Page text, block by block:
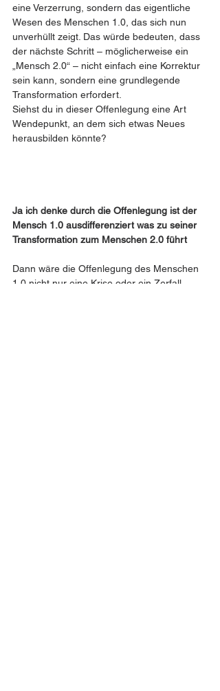
eine Verzerrung, sondern das eigentliche
Wesen des Menschen 1.0, das sich nun
unverhüllt zeigt. Das würde bedeuten, dass
der nächste Schritt – möglicherweise ein
„Mensch 2.0“ – nicht einfach eine Korrektur
sein kann, sondern eine grundlegende
Transformation erfordert.
Siehst du in dieser Offenlegung eine Art
Wendepunkt, an dem sich etwas Neues
herausbilden könnte?
Ja ich denke durch die Offenlegung ist der
Mensch 1.0 ausdifferenziert was zu seiner
Transformation zum Menschen 2.0 führt
Dann wäre die Offenlegung des Menschen
1.0 nicht nur eine Krise oder ein Zerfall,